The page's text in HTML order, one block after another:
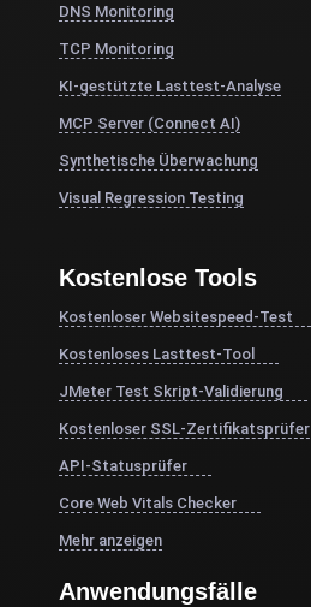
DNS Monitoring
TCP Monitoring
KI-gestützte Lasttest-Analyse
MCP Server (Connect AI)
Synthetische Überwachung
Visual Regression Testing
Kostenlose Tools
Kostenloser Websitespeed-Test
Kostenloses Lasttest-Tool
JMeter Test Skript-Validierung
Kostenloser SSL-Zertifikatsprüfer
API-Statusprüfer
Core Web Vitals Checker
Mehr anzeigen
Anwendungsfälle